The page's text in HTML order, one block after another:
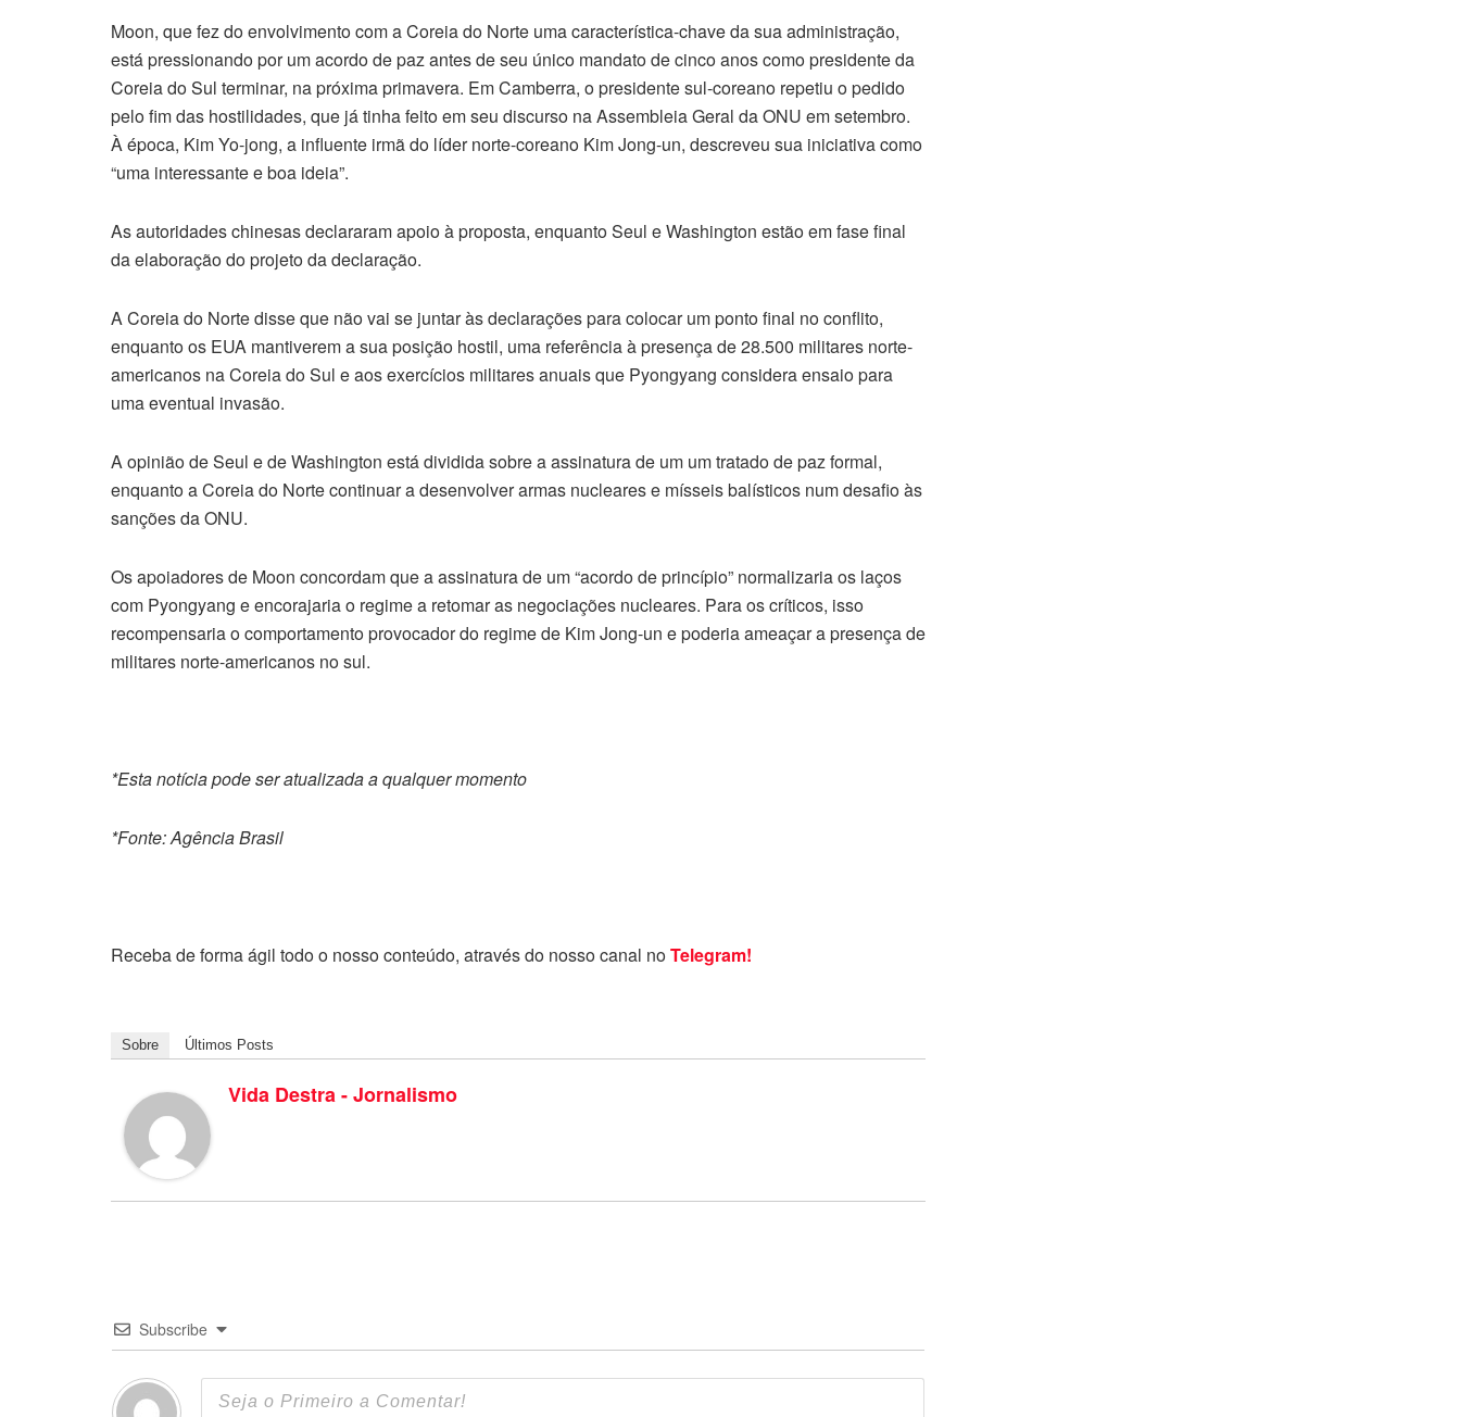
Moon, que fez do envolvimento com a Coreia do Norte uma característica-chave da sua administração,
está pressionando por um acordo de paz antes de seu único mandato de cinco anos como presidente da
Coreia do Sul terminar, na próxima primavera. Em Camberra, o presidente sul-coreano repetiu o pedido
pelo fim das hostilidades, que já tinha feito em seu discurso na Assembleia Geral da ONU em setembro.
À época, Kim Yo-jong, a influente irmã do líder norte-coreano Kim Jong-un, descreveu sua iniciativa como
“uma interessante e boa ideia”.
As autoridades chinesas declararam apoio à proposta, enquanto Seul e Washington estão em fase final
da elaboração do projeto da declaração.
A Coreia do Norte disse que não vai se juntar às declarações para colocar um ponto final no conflito,
enquanto os EUA mantiverem a sua posição hostil, uma referência à presença de 28.500 militares norte-
americanos na Coreia do Sul e aos exercícios militares anuais que Pyongyang considera ensaio para
uma eventual invasão.
A opinião de Seul e de Washington está dividida sobre a assinatura de um um tratado de paz formal,
enquanto a Coreia do Norte continuar a desenvolver armas nucleares e mísseis balísticos num desafio às
sanções da ONU.
Os apoiadores de Moon concordam que a assinatura de um “acordo de princípio” normalizaria os laços
com Pyongyang e encorajaria o regime a retomar as negociações nucleares. Para os críticos, isso
recompensaria o comportamento provocador do regime de Kim Jong-un e poderia ameaçar a presença de
militares norte-americanos no sul.
*Esta notícia pode ser atualizada a qualquer momento
*Fonte: Agência Brasil
Receba de forma ágil todo o nosso conteúdo, através do nosso canal noTelegram!
Sobre Últimos Posts
Vida Destra - Jornalismo
Subscribe